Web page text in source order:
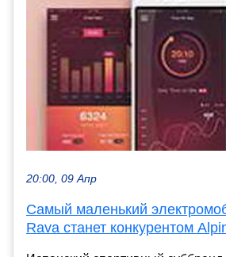
20:00, 09 Апр
Самый маленький
Rava станет конкурентом